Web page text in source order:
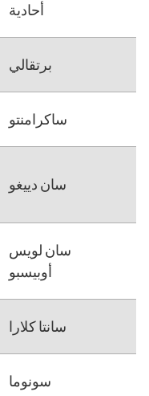
أحادية
برتقالي
ساكرامنتو
سان دييغو
سان لويس
أوبيسبو
سانتا كلارا
سونوما